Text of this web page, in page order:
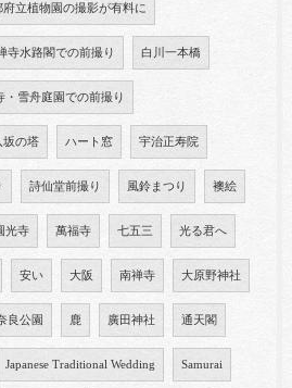
府立植物園の撮影が有料に
寺水路閣での前撮り 白川一本橋
・雪舟庭園での前撮り
坂の塔 ハート窓 宇治正寿院
詩仙堂前撮り 風鈴まつり 襖絵
光寺 萬福寺 七五三 光る君へ
安い 大阪 南禅寺 大原野神社
良公園 鹿 廣田神社 通天閣
Japanese Traditional Wedding Samurai